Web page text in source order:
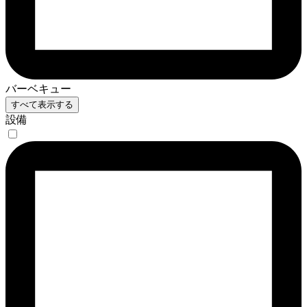
バーベキュー
すべて表示する
設備